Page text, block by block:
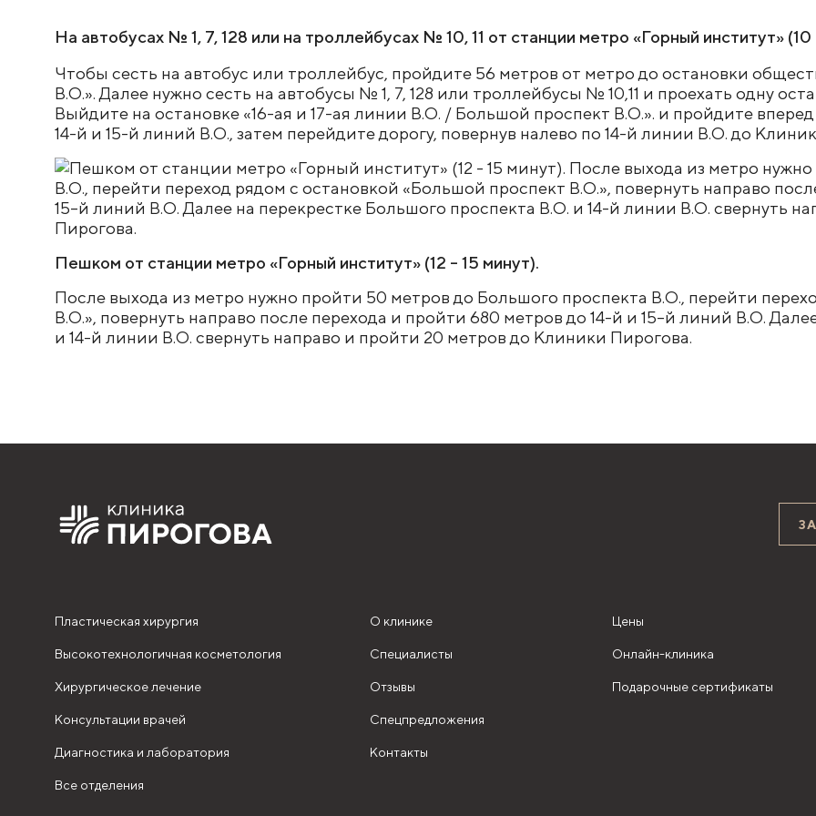
На автобусах № 1, 7, 128 или на троллейбусах № 10, 11 от станции метро «Горный институт»
Чтобы сесть на автобус или троллейбус, пройдите 56 метров от метро до остановки
В.О.». Далее нужно сесть на автобусы № 1, 7, 128 или троллейбусы № 10,11 и проехать одну
Выйдите на остановке «16-ая и 17-ая линии В.О. / Большой проспект В.О.». и пройдите
14-й и 15-й линий В.О., затем перейдите дорогу, повернув налево по 14-й линии В.О. до
Пешком от станции метро «Горный институт» (12 - 15 минут).
После выхода из метро нужно пройти 50 метров до Большого проспекта В.О., перейти
В.О.», повернуть направо после перехода и пройти 680 метров до 14-й и 15–й линий В.О.
и 14-й линии В.О. свернуть направо и пройти 20 метров до Клиники Пирогова.
Пластическая хирургия
Высокотехнологичная косметология
Хирургическое лечение
Консультации врачей
Диагностика и лаборатория
Все отделения
О клинике
Специалисты
Отзывы
Спецпредложения
Контакты
Цены
Онлайн-клиника
Подарочные сертификаты